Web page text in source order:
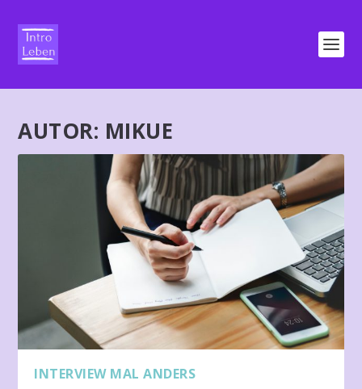
AUTOR: MIKUE
INTERVIEW MAL ANDERS